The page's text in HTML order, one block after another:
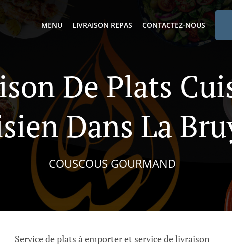
MENU LIVRAISON REPAS CONTACTEZ-NOUS
De Plats
Dans La
COUSCOUS GOURMAND
Service de plats à emporter et service de livraison